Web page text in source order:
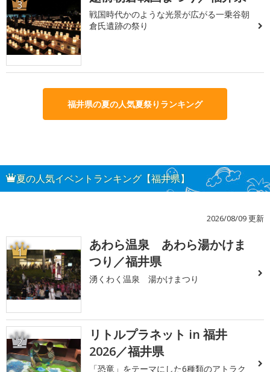
3
戦国時代かのような光景が広がる一乗谷朝
倉氏遺跡の祭り
福井県の夏の人気夏祭りランキング
夏の人気イベントランキング【福井県】
2026/08/09 更新
1
あわら温泉 あわら湯かけま
つり／福井県
湧くわく温泉 湯かけまつり
2
リトルプラネット in 福井
2026／福井県
「恐竜」をテーマにした6種類のアトラク